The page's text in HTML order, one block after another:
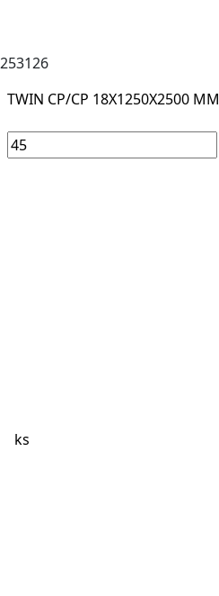
253126
TWIN CP/CP 18X1250X2500 MM
ks